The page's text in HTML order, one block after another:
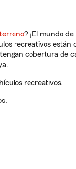
? ¡El mundo
recreativos están
cobertura de
recreativos.